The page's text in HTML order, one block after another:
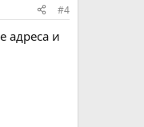
#4
адреса и